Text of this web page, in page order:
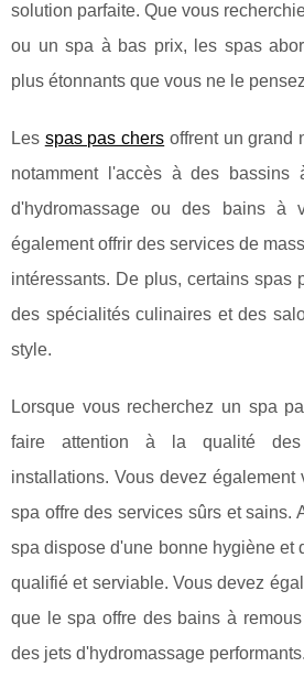
solution parfaite. Que vous
ou un spa à bas prix, les spas
plus étonnants que vous ne le
Les spas pas chers offrent un grand
notamment l'accès à des bassins
d'hydromassage ou des bains à
également offrir des services de
intéressants. De plus, certains spas
des spécialités culinaires et des
style.
Lorsque vous recherchez un spa
faire attention à la qualité
installations. Vous devez également
spa offre des services sûrs et sains.
spa dispose d'une bonne hygiène et
qualifié et serviable. Vous devez
que le spa offre des bains à
des jets d'hydromassage performants.